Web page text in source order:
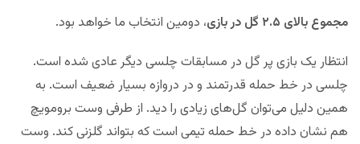
مجموع بالای ۲.۵ گل در بازی
، دومین انتخاب ما خواهد بود.
انتظار یک بازی پر گل در مسابقات چلسی دیگر عادی شده است.
چلسی در خط حمله قدرتمند و در دروازه بسیار ضعیف است. به
همین دلیل می‌توان گل‌های زیادی را دید. از طرفی وست برومویچ
هم نشان داده در خط حمله تیمی است که بتواند گلزنی کند. وست